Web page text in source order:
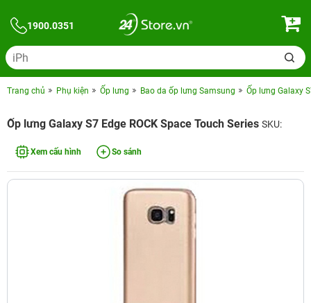
1900.0351
Trang chủ Phụ kiện Ốp lưng Bao da ốp lưng Samsung Ốp lưng Galaxy
Ốp lưng Galaxy S7 Edge ROCK Space Touch Series SKU:
Xem cấu hình So sánh